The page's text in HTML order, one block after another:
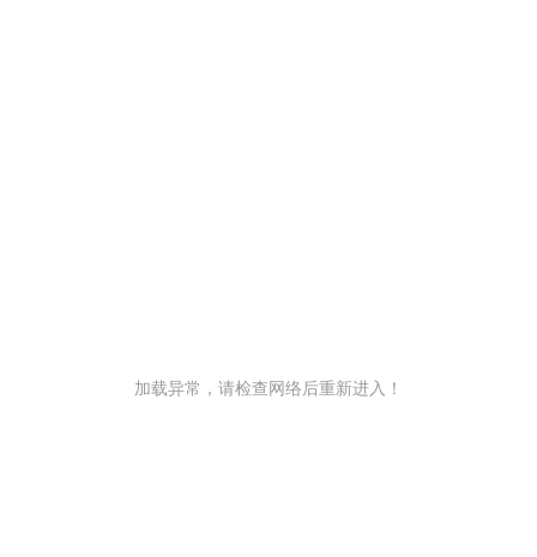
加载异常，请检查网络后重新进入！